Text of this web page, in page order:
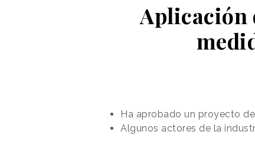
Aplicación
Ha aprobado un proyecto
Algunos actores de la